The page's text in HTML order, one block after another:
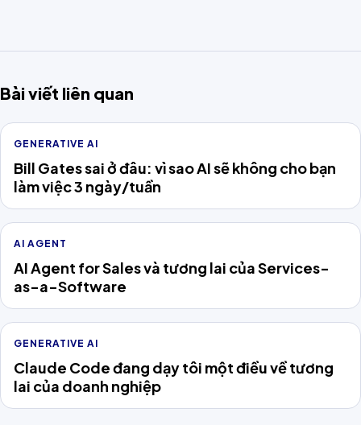
Bài viết liên quan
GENERATIVE AI
Bill Gates sai ở đâu: vì sao AI sẽ không cho bạn
làm việc 3 ngày/tuần
AI AGENT
AI Agent for Sales và tương lai của Services-
as-a-Software
GENERATIVE AI
Claude Code đang dạy tôi một điều về tương
lai của doanh nghiệp